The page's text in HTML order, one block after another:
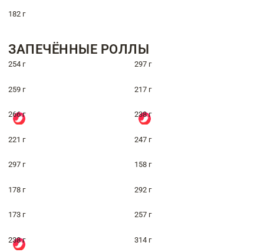
182 г
ЗАПЕЧЁННЫЕ РОЛЛЫ
254 г 297 г
259 г 217 г
266 г 238 г
221 г 247 г
297 г 158 г
178 г 292 г
173 г 257 г
238 г 314 г